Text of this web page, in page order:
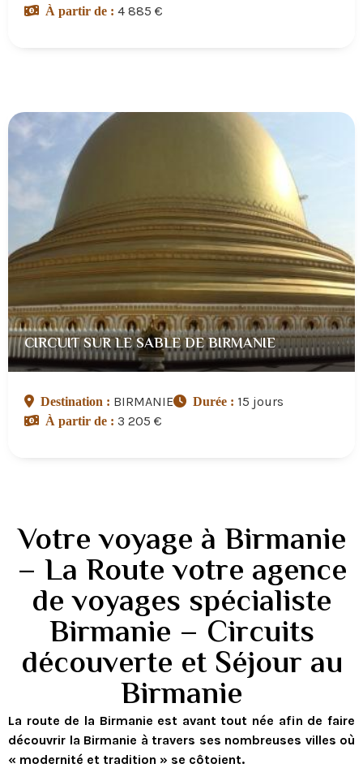
À partir de : 4 885 €
CIRCUIT SUR LE SABLE DE BIRMANIE
Destination : BIRMANIE Durée : 15 jours
À partir de : 3 205 €
Votre voyage à Birmanie
– La Route votre agence
de voyages spécialiste
Birmanie – Circuits
découverte et Séjour au
Birmanie
La route de la Birmanie est avant tout née afin de faire
découvrir la Birmanie à travers ses nombreuses villes où
« modernité et tradition » se côtoient.